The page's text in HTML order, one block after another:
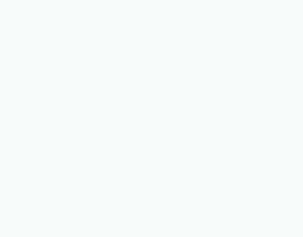
子税理士事務